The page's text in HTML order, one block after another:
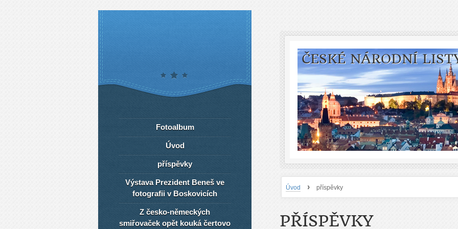
ČESKÉ NÁRODNÍ
Úvod › příspěvky
PŘÍSPĚVKY
Fotoalbum
Úvod
příspěvky
Výstava Prezident Beneš ve
fotografii v Boskovicích
Z česko-německých
smiřovaček opět kouká čertovo